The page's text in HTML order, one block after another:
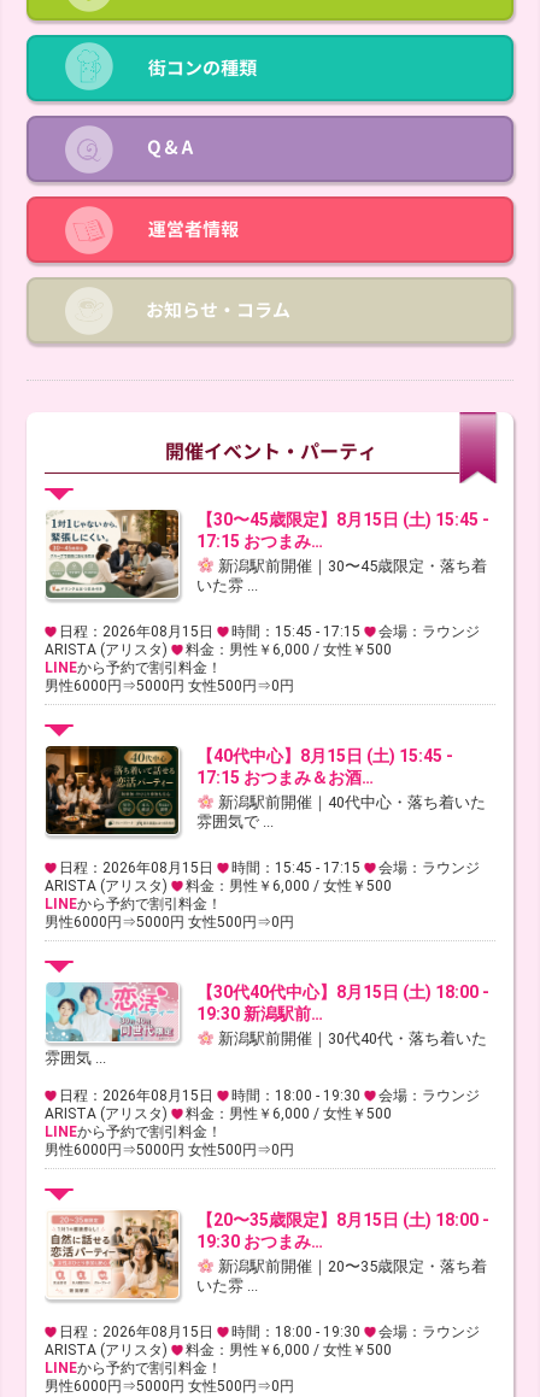
【30〜45歳限定】8月15日 (土) 15:45 -
17:15 おつまみ…
新潟駅前開催｜30〜45歳限定・落ち着
いた雰 ...
日程：2026年08月15日 時間：15:45 - 17:15
会場：ラウンジ
ARISTA (アリスタ)
料金：男性￥6,000 / 女性￥500
LINEから予約で割引料金！
男性6000円⇒5000円 女性500円⇒0円
【40代中心】8月15日 (土) 15:45 -
17:15 おつまみ＆お酒…
新潟駅前開催｜40代中心・落ち着いた
雰囲気で ...
日程：2026年08月15日 時間：15:45 - 17:15
会場：ラウンジ
ARISTA (アリスタ)
料金：男性￥6,000 / 女性￥500
LINEから予約で割引料金！
男性6000円⇒5000円 女性500円⇒0円
【30代40代中心】8月15日 (土) 18:00 -
19:30 新潟駅前…
新潟駅前開催｜30代40代・落ち着いた
雰囲気 ...
日程：2026年08月15日 時間：18:00 - 19:30
会場：ラウンジ
ARISTA (アリスタ)
料金：男性￥6,000 / 女性￥500
LINEから予約で割引料金！
男性6000円⇒5000円 女性500円⇒0円
【20〜35歳限定】8月15日 (土) 18:00 -
19:30 おつまみ…
新潟駅前開催｜20〜35歳限定・落ち着
いた雰 ...
日程：2026年08月15日 時間：18:00 - 19:30
会場：ラウンジ
ARISTA (アリスタ)
料金：男性￥6,000 / 女性￥500
LINEから予約で割引料金！
男性6000円⇒5000円 女性500円⇒0円